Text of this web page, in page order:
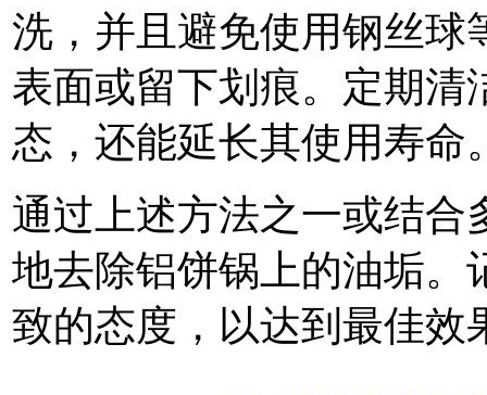
洗，并且避免使用钢丝球
表面或留下划痕。定期清
态，还能延长其使用寿命
通过上述方法之一或结合
地去除铝饼锅上的油垢。
致的态度，以达到最佳效